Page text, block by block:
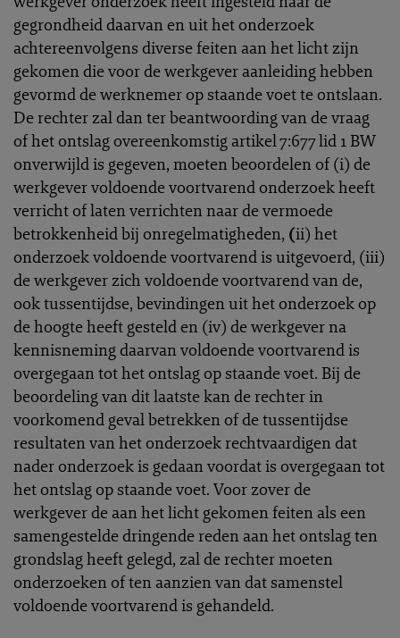
gegrondheid daarvan en uit het onderzoek
achtereenvolgens diverse feiten aan het licht zijn
gekomen die voor de werkgever aanleiding hebben
gevormd de werknemer op staande voet te ontslaan.
De rechter zal dan ter beantwoording van de vraag
of het ontslag overeenkomstig artikel 7:677 lid 1 BW
onverwijld is gegeven, moeten beoordelen of (i) de
werkgever voldoende voortvarend onderzoek heeft
verricht of laten verrichten naar de vermoede
betrokkenheid bij onregelmatigheden, (ii) het
onderzoek voldoende voortvarend is uitgevoerd, (iii)
de werkgever zich voldoende voortvarend van de,
ook tussentijdse, bevindingen uit het onderzoek op
de hoogte heeft gesteld en (iv) de werkgever na
kennisneming daarvan voldoende voortvarend is
overgegaan tot het ontslag op staande voet. Bij de
beoordeling van dit laatste kan de rechter in
voorkomend geval betrekken of de tussentijdse
resultaten van het onderzoek rechtvaardigen dat
nader onderzoek is gedaan voordat is overgegaan tot
het ontslag op staande voet. Voor zover de
werkgever de aan het licht gekomen feiten als een
samengestelde dringende reden aan het ontslag ten
grondslag heeft gelegd, zal de rechter moeten
onderzoeken of ten aanzien van dat samenstel
voldoende voortvarend is gehandeld.